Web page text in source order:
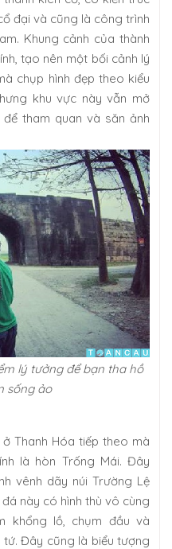
đại và cũng là công trình
Khung cảnh của thành
tạo nên một bối cảnh lý
chụp hình đẹp theo kiểu
khu vực này vẫn mở
tham quan và săn ảnh
lý tưởng để bạn tha hồ
sống ảo
Thanh Hóa tiếp theo mà
là hòn Trống Mái. Đây
vênh dãy núi Trường Lệ
này có hình thù vô cùng
khổng lồ, chụm đầu và
Đây cũng là biểu tượng